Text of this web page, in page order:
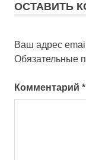
ОСТАВИТЬ
Ваш адрес
Обязательные
Комментарий *